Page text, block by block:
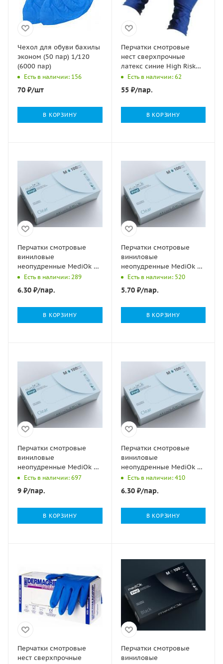
Чехол для обуви бахилы
эконом (50 пар) 1/120
(6000 пар)
Есть в наличии: 156
70 ₽/шт
В КОРЗИНУ
Перчатки смотровые
нест сверхпрочные
латекс синие High Risk
Safe&Care DL 215 (1813)
S 36 гр 25/250
Есть в наличии: 62
55₽/пар.
В КОРЗИНУ
Перчатки смотровые
виниловые
неопудренные MediOk S
4,5гр 50/500
Есть в наличии: 289
6.30 ₽/пар.
В КОРЗИНУ
Перчатки смотровые
виниловые
неопудренные MediOk L
4,5гр 50/500
Есть в наличии: 520
5.70₽/пар.
В КОРЗИНУ
Перчатки смотровые
виниловые
неопудренные MediOk XL
4,5гр 50/500
Есть в наличии: 697
9 ₽/пар.
В КОРЗИНУ
Перчатки смотровые
виниловые
неопудренные MediOk М
4,5гр 50/500
Есть в наличии: 410
6.30₽/пар.
В КОРЗИНУ
Перчатки смотровые
нест сверхпрочные
Перчатки смотровые
виниловые